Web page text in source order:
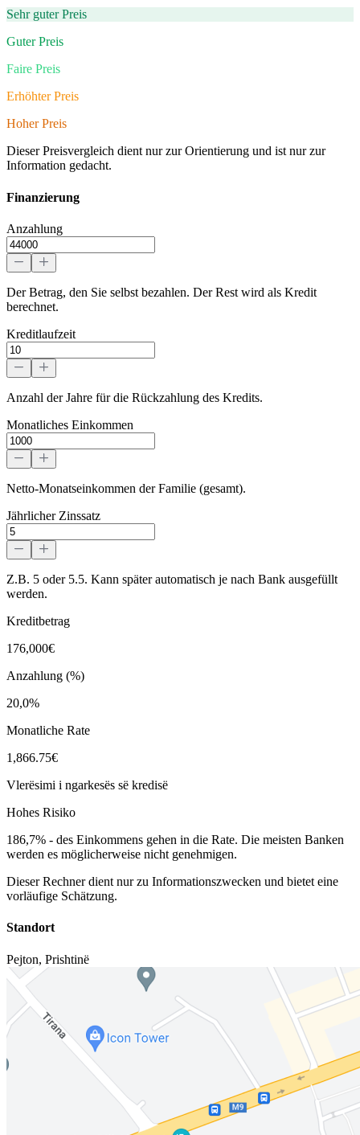
Sehr guter Preis
Guter Preis
Faire Preis
Erhöhter Preis
Hoher Preis
Dieser Preisvergleich dient nur zur Orientierung und ist nur zur
Information gedacht.
Finanzierung
Anzahlung
Der Betrag, den Sie selbst bezahlen. Der Rest wird als Kredit
berechnet.
Kreditlaufzeit
Anzahl der Jahre für die Rückzahlung des Kredits.
Monatliches Einkommen
Netto-Monatseinkommen der Familie (gesamt).
Jährlicher Zinssatz
Z.B. 5 oder 5.5. Kann später automatisch je nach Bank ausgefüllt
werden.
Kreditbetrag
176,000€
Anzahlung (%)
20,0%
Monatliche Rate
1,866.75€
Vlerësimi i ngarkesës së kredisë
Hohes Risiko
186,7% - des Einkommens gehen in die Rate. Die meisten Banken
werden es möglicherweise nicht genehmigen.
Dieser Rechner dient nur zu Informationszwecken und bietet eine
vorläufige Schätzung.
Standort
Pejton, Prishtinë